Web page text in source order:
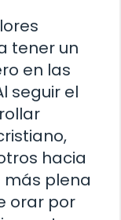
tener un
en las
seguir el
hacia
más plena
orar por